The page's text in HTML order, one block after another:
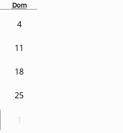
Dom
4
11
18
25
1